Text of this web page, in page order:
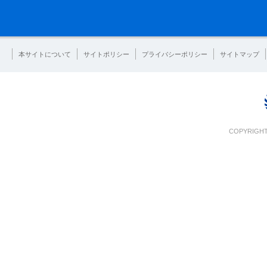
本サイトについて サイトポリシー プライバシーポリシー サイトマップ